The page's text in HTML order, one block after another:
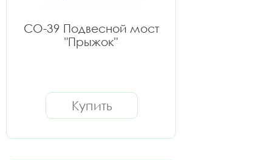
СО-39 Подвесной мост
"Прыжок"
Купить